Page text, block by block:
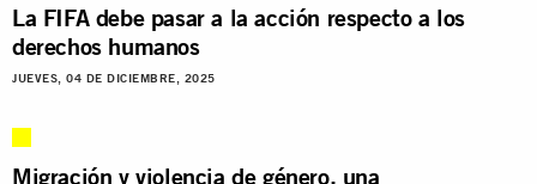
La FIFA debe pasar a la acción respecto a los
derechos humanos
JUEVES, 04 DE DICIEMBRE, 2025
Migración y violencia de género, una